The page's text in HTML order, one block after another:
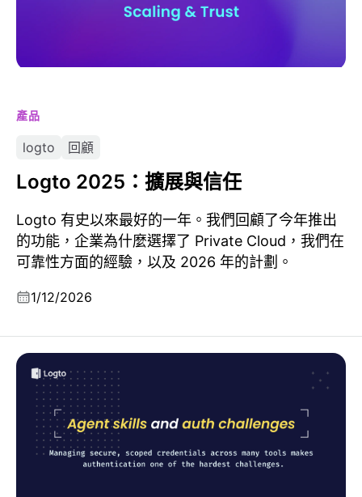
產品
logto 回顧
Logto 2025：擴展與信任
Logto 有史以來最好的一年。我們回顧了今年推出
的功能，企業為什麼選擇了 Private Cloud，我們在
可靠性方面的經驗，以及 2026 年的計劃。
1/12/2026
了解 AI Agent 技能：為什麼驗證安全至關重要